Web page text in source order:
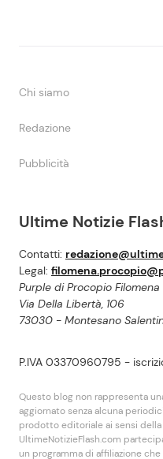
Ultime Notizie
Contatti:
Legal:
Purple di Procopio Filomena
Via Della Libertà, 106
73030 - Montesano
P.IVA 03370960795 -
Questo blog non rappresenta
aggiornato senza alcuna
prodotto editoriale ai sensi della
UltimeNotizieFlash.com
un programma di affiliazione
Chi siamo
Redazione
Pubblicità